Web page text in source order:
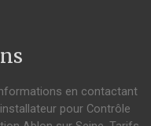
en contactant
pour Contrôle